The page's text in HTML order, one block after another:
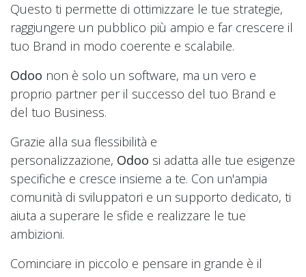
Questo ti permette di ottimizzare le tue strategie,
raggiungere un pubblico più ampio e far crescere il
tuo Brand in modo coerente e scalabile.
Odoo non è solo un software, ma un vero e
proprio partner per il successo del tuo Brand e
del tuo Business.
Grazie alla sua flessibilità e
personalizzazione, Odoo si adatta alle tue esigenze
specifiche e cresce insieme a te. Con un'ampia
comunità di sviluppatori e un supporto dedicato, ti
aiuta a superare le sfide e realizzare le tue
ambizioni.
Cominciare in piccolo e pensare in grande è il